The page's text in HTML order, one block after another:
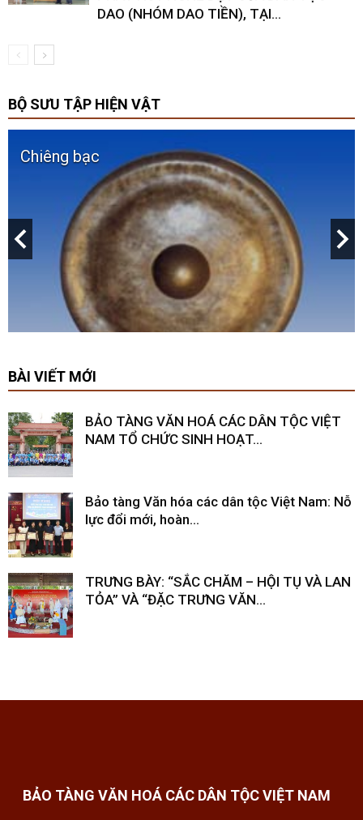
DAO (NHÓM DAO TIỀN), TẠI...
BỘ SƯU TẬP HIỆN VẬT
Tượng đầu quỷ Iasaka
BÀI VIẾT MỚI
BẢO TÀNG VĂN HOÁ CÁC DÂN TỘC VIỆT
NAM TỔ CHỨC SINH HOẠT...
Bảo tàng Văn hóa các dân tộc Việt Nam: Nỗ
lực đổi mới, hoàn...
TRƯNG BÀY: “SẮC CHĂM – HỘI TỤ VÀ LAN
TỎA” VÀ “ĐẶC TRƯNG VĂN...
BẢO TÀNG VĂN HOÁ CÁC DÂN TỘC VIỆT NAM